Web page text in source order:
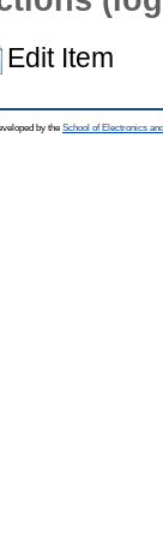
Edit Item
by the School of Electronics